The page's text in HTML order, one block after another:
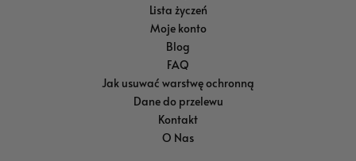
Lista życzeń
Moje konto
Blog
FAQ
Jak usuwać warstwę ochronną
Dane do przelewu
Kontakt
O Nas